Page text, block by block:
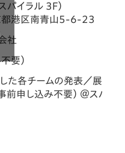
パイラル 3F）
港区南青山5-6-23
社
要）
した各チームの発表／展示
事前申し込み不要） ＠スパイ